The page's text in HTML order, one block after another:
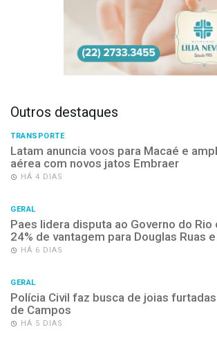
Outros destaques
TRANSPORTE
Latam anuncia voos para Macaé e
aérea com novos jatos Embraer
HÁ 4 DIAS
GERAL
Paes lidera disputa ao Governo do Rio
24% de vantagem para Douglas Ruas
HÁ 6 DIAS
GERAL
Polícia Civil faz busca de joias
de Campos
HÁ 5 DIAS